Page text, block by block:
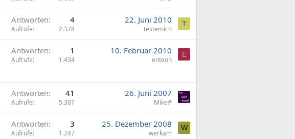
Antworten 4
Aufrufe 2.378
22. Juni 2010
testemich
T
Antworten 1
Aufrufe 1.434
10. Februar 2010
enteon
E
Antworten 41
Aufrufe 5.387
26. Juni 2007
Mike#
Antworten 3
Aufrufe 1.247
25. Dezember 2008
werkam
W